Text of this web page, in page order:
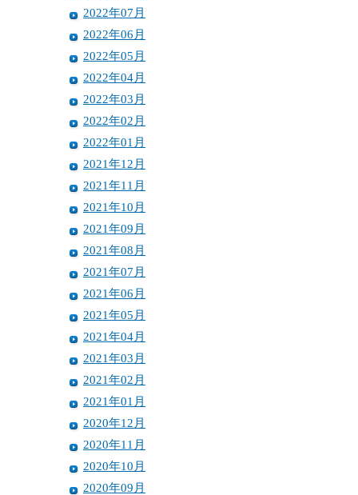
2022年07月
2022年06月
2022年05月
2022年04月
2022年03月
2022年02月
2022年01月
2021年12月
2021年11月
2021年10月
2021年09月
2021年08月
2021年07月
2021年06月
2021年05月
2021年04月
2021年03月
2021年02月
2021年01月
2020年12月
2020年11月
2020年10月
2020年09月